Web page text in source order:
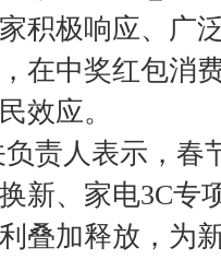
积极响应、广
在中奖红包消
效应。
责人表示，春
新、家电3C专
叠加释放，为